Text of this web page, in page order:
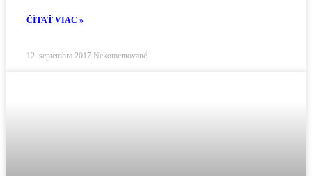
ČÍTAŤ VIAC »
12. septembra 2017 Nekomentované